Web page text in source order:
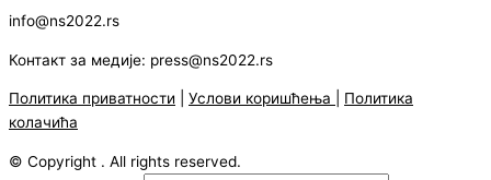
info@ns2022.rs
Контакт за медије: press@ns2022.rs
Политика приватности Услови коришћења
Политика
колачића
© Copyright . All rights reserved.